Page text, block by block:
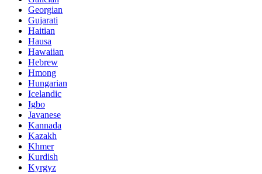
Georgian
Gujarati
Haitian
Hausa
Hawaiian
Hebrew
Hmong
Hungarian
Icelandic
Igbo
Javanese
Kannada
Kazakh
Khmer
Kurdish
Kyrgyz